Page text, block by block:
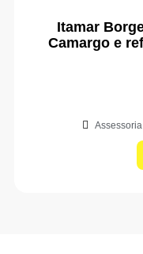
Itamar
Camargo e